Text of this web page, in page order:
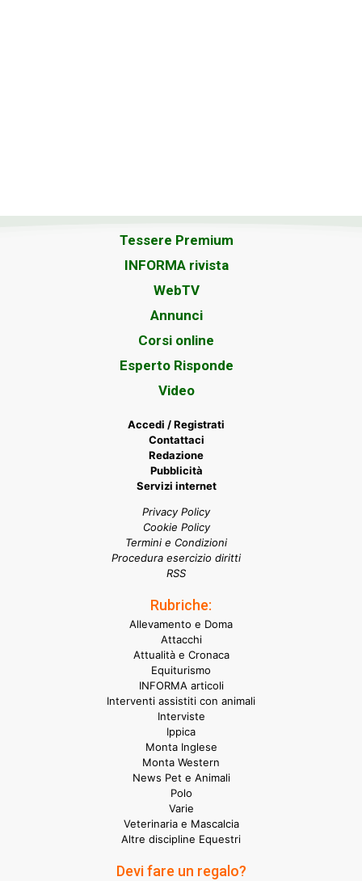
Tessere Premium
INFORMA rivista
WebTV
Annunci
Corsi online
Esperto Risponde
Video
Accedi / Registrati
Contattaci
Redazione
Pubblicità
Servizi internet
Privacy Policy
Cookie Policy
Termini e Condizioni
Procedura esercizio diritti
RSS
Rubriche:
Allevamento e Doma
Attacchi
Attualità e Cronaca
Equiturismo
INFORMA articoli
Interventi assistiti con animali
Interviste
Ippica
Monta Inglese
Monta Western
News Pet e Animali
Polo
Varie
Veterinaria e Mascalcia
Altre discipline Equestri
Devi fare un regalo?